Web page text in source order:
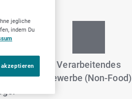
&
Verarbeitendes
Gewerbe (Non-Food)
jegliche
indem Du